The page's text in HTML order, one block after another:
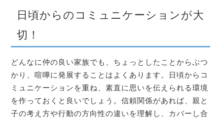
日頃からのコミュニケーションが大
切！
どんなに仲の良い家族でも、ちょっとしたことからぶつ
かり、喧嘩に発展することはよくあります。日頃からコ
ミュニケーションを重ね、素直に思いを伝えられる環境
を作っておくと良いでしょう。信頼関係があれば、親と
子の考え方や行動の方向性の違いを理解し、カバーし合